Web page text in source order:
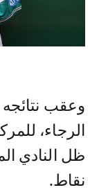
وعقب نتائجه
نقاط.